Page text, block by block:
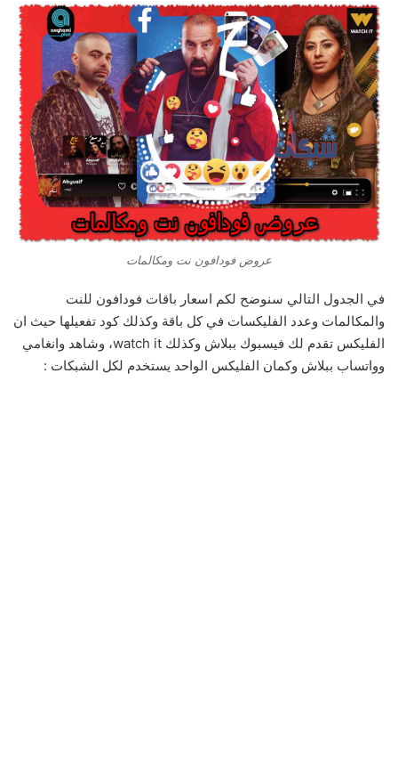
عروض فودافون نت ومكالمات
في الجدول التالي سنوضح لكم اسعار باقات فودافون للنت
والمكالمات وعدد الفليكسات في كل باقة وكذلك كود تفعيلها حيث ان
الفليكس تقدم لك فيسبوك ببلاش وكذلك watch it، وشاهد وانغامي
وواتساب ببلاش وكمان الفليكس الواحد يستخدم لكل الشبكات :